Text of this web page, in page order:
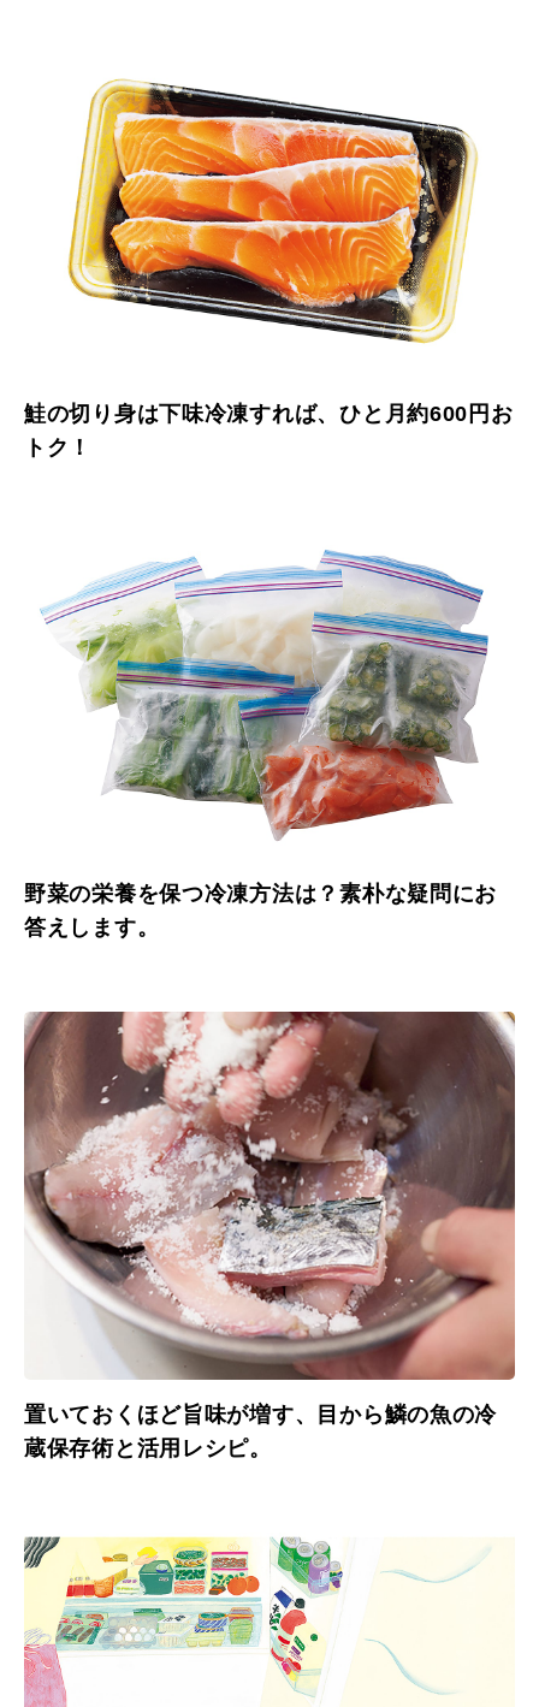
鮭の切り身は下味冷凍すれば、ひと月約600円お
トク！
野菜の栄養を保つ冷凍方法は？素朴な疑問にお
答えします。
置いておくほど旨味が増す、目から鱗の魚の冷
蔵保存術と活用レシピ。